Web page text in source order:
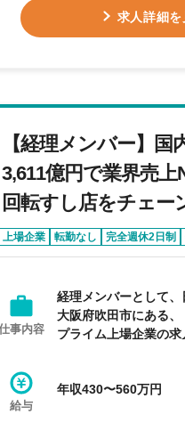
求人詳細を
【経理メンバー】
3,611億円で業界売
回転すし店をチェー
上場企業 転勤なし 完全週休2日制
事内容
経理メンバーとして、
大阪府吹田市にある
プライム上場企業の求
給与
年収430〜560万円